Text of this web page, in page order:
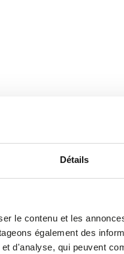
Détails
le contenu et les
également des
d'analyse, qui peuvent